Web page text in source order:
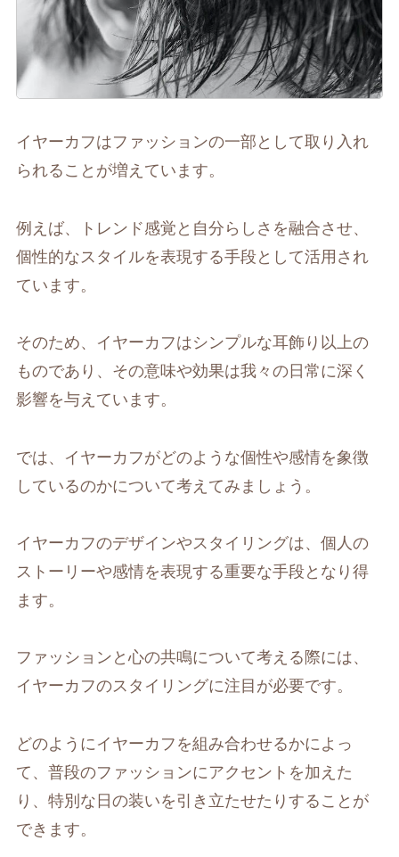
イヤーカフはファッションの一部として取り入れ
られることが増えています。
例えば、トレンド感覚と自分らしさを融合させ、
個性的なスタイルを表現する手段として活用され
ています。
そのため、イヤーカフはシンプルな耳飾り以上の
ものであり、その意味や効果は我々の日常に深く
影響を与えています。
では、イヤーカフがどのような個性や感情を象徴
しているのかについて考えてみましょう。
イヤーカフのデザインやスタイリングは、個人の
ストーリーや感情を表現する重要な手段となり得
ます。
ファッションと心の共鳴について考える際には、
イヤーカフのスタイリングに注目が必要です。
どのようにイヤーカフを組み合わせるかによっ
て、普段のファッションにアクセントを加えた
り、特別な日の装いを引き立たせたりすることが
できます。